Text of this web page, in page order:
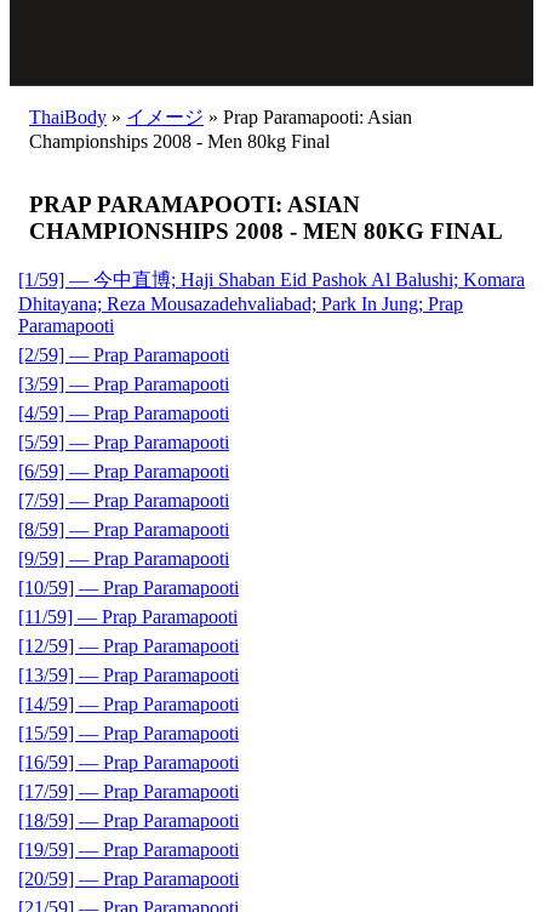
ThaiBody » イメージ » Prap Paramapooti: Asian
Championships 2008 - Men 80kg Final
PRAP PARAMAPOOTI: ASIAN
CHAMPIONSHIPS 2008 - MEN 80KG FINAL
[1/59] — 今中直博; Haji Shaban Eid Pashok Al Balushi; Komara
Dhitayana; Reza Mousazadehvaliabad; Park In Jung; Prap
Paramapooti
[2/59] — Prap Paramapooti
[3/59] — Prap Paramapooti
[4/59] — Prap Paramapooti
[5/59] — Prap Paramapooti
[6/59] — Prap Paramapooti
[7/59] — Prap Paramapooti
[8/59] — Prap Paramapooti
[9/59] — Prap Paramapooti
[10/59] — Prap Paramapooti
[11/59] — Prap Paramapooti
[12/59] — Prap Paramapooti
[13/59] — Prap Paramapooti
[14/59] — Prap Paramapooti
[15/59] — Prap Paramapooti
[16/59] — Prap Paramapooti
[17/59] — Prap Paramapooti
[18/59] — Prap Paramapooti
[19/59] — Prap Paramapooti
[20/59] — Prap Paramapooti
[21/59] — Prap Paramapooti